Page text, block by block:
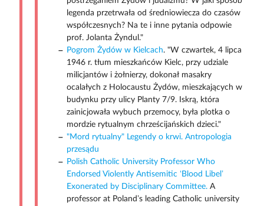
legenda przetrwała od średniowiecza do czasów
współczesnych? Na te i inne pytania odpowie
prof. Jolanta Żyndul."
Pogrom Żydów w Kielcach. "W czwartek, 4 lipca
1946 r. tłum mieszkańców Kielc, przy udziale
milicjantów i żołnierzy, dokonał masakry
ocalałych z Holocaustu Żydów, mieszkających w
budynku przy ulicy Planty 7/9. Iskrą, która
zainicjowała wybuch przemocy, była plotka o
mordzie rytualnym chrześcijańskich dzieci."
"Mord rytualny" Legendy o krwi. Antropologia
przesądu
Polish Catholic University Professor Who
Endorsed Violently Antisemitic ‘Blood Libel’
Exonerated by Disciplinary Committee.A
professor at Poland’s leading Catholic university